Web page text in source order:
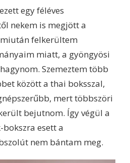
egy féléves
nekem is megjött a
felkerültem
miatt, a gyöngyösi
Szemeztem több
között a thai boksszal,
mert többszöri
bejutnom. Így végül a
esett a
nem bántam meg.